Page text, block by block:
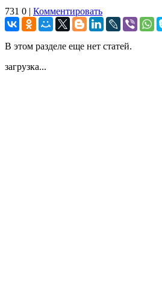
731 0 | Комментировать
В этом разделе еще нет статей.
загрузка...